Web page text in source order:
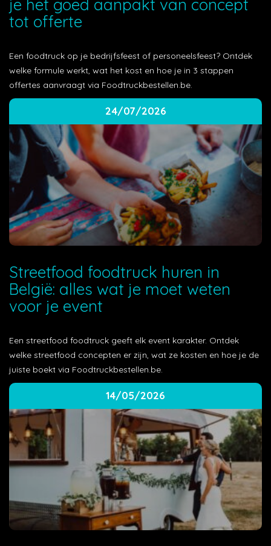
je het goed aanpakt van concept
tot offerte
Een foodtruck op je bedrijfsfeest of personeelsfeest? Ontdek
welke formule werkt, wat het kost en hoe je in 3 stappen
offertes aanvraagt via Foodtruckbestellen.be.
24/07/2026
Streetfood foodtruck huren in
België: alles wat je moet weten
voor je event
Een streetfood foodtruck geeft elk event karakter. Ontdek
welke streetfood concepten er zijn, wat ze kosten en hoe je de
juiste boekt via Foodtruckbestellen.be.
14/05/2026